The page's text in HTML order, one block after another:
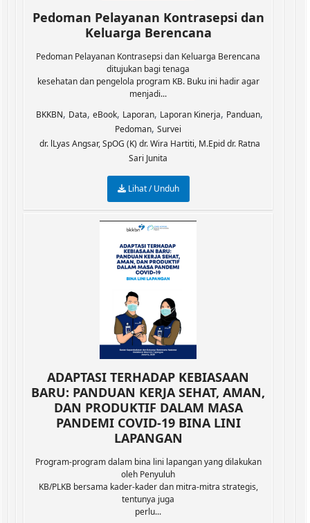
Pedoman Pelayanan Kontrasepsi dan
Keluarga Berencana
Pedoman Pelayanan Kontrasepsi dan Keluarga Berencana
ditujukan bagi tenaga
kesehatan dan pengelola program KB. Buku ini hadir agar
menjadi...
BKKBN, Data, eBook, Laporan, Laporan Kinerja, Panduan,
Pedoman, Survei
dr. lLyas Angsar, SpOG (K) dr. Wira Hartiti, M.Epid dr. Ratna
Sari Junita
Lihat / Unduh
ADAPTASI TERHADAP KEBIASAAN
BARU: PANDUAN KERJA SEHAT, AMAN,
DAN PRODUKTIF DALAM MASA
PANDEMI COVID-19 BINA LINI
LAPANGAN
Program-program dalam bina lini lapangan yang dilakukan
oleh Penyuluh
KB/PLKB bersama kader-kader dan mitra-mitra strategis,
tentunya juga
perlu...